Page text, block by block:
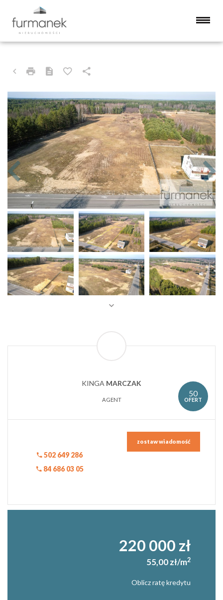
HARASIUKI, ŁAZORY
DZIAŁKA NA SPRZEDAŻ
50
OFERT
KINGA MARCZAK
AGENT
502 649 286
84 686 03 05
zostaw wiadomość
220 000 zł
55,00 zł/m2
Oblicz ratę kredytu